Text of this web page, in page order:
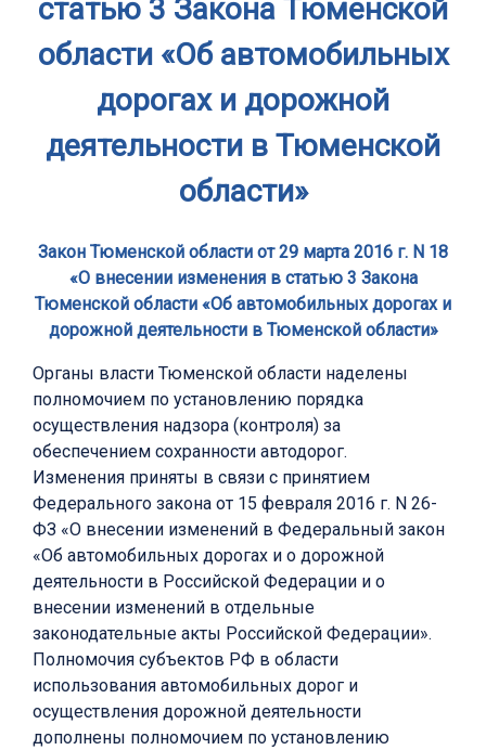
статью 3 Закона Тюменской
области «Об автомобильных
дорогах и дорожной
деятельности в Тюменской
области»
Закон Тюменской области от 29 марта 2016 г. N 18
«О внесении изменения в статью 3 Закона
Тюменской области «Об автомобильных дорогах и
дорожной деятельности в Тюменской области»
Органы власти Тюменской области наделены
полномочием по установлению порядка
осуществления надзора (контроля) за
обеспечением сохранности автодорог.
Изменения приняты в связи с принятием
Федерального закона от 15 февраля 2016 г. N 26-
ФЗ «О внесении изменений в Федеральный закон
«Об автомобильных дорогах и о дорожной
деятельности в Российской Федерации и о
внесении изменений в отдельные
законодательные акты Российской Федерации».
Полномочия субъектов РФ в области
использования автомобильных дорог и
осуществления дорожной деятельности
дополнены полномочием по установлению